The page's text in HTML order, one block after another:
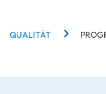
BREADCRUMBS
QUALITÄT